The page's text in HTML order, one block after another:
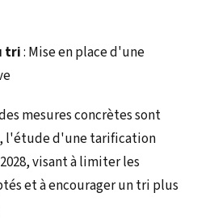
tri: Mise en place d'une
mesures concrètes sont
l'étude d'une tarification
visant à limiter les
et à encourager un tri plus